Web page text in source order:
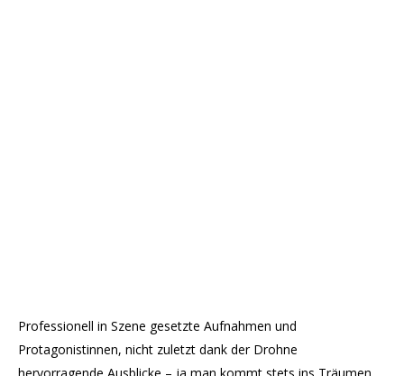
Professionell in Szene gesetzte Aufnahmen und
Protagonistinnen, nicht zuletzt dank der Drohne
hervorragende Ausblicke – ja man kommt stets ins Träumen,